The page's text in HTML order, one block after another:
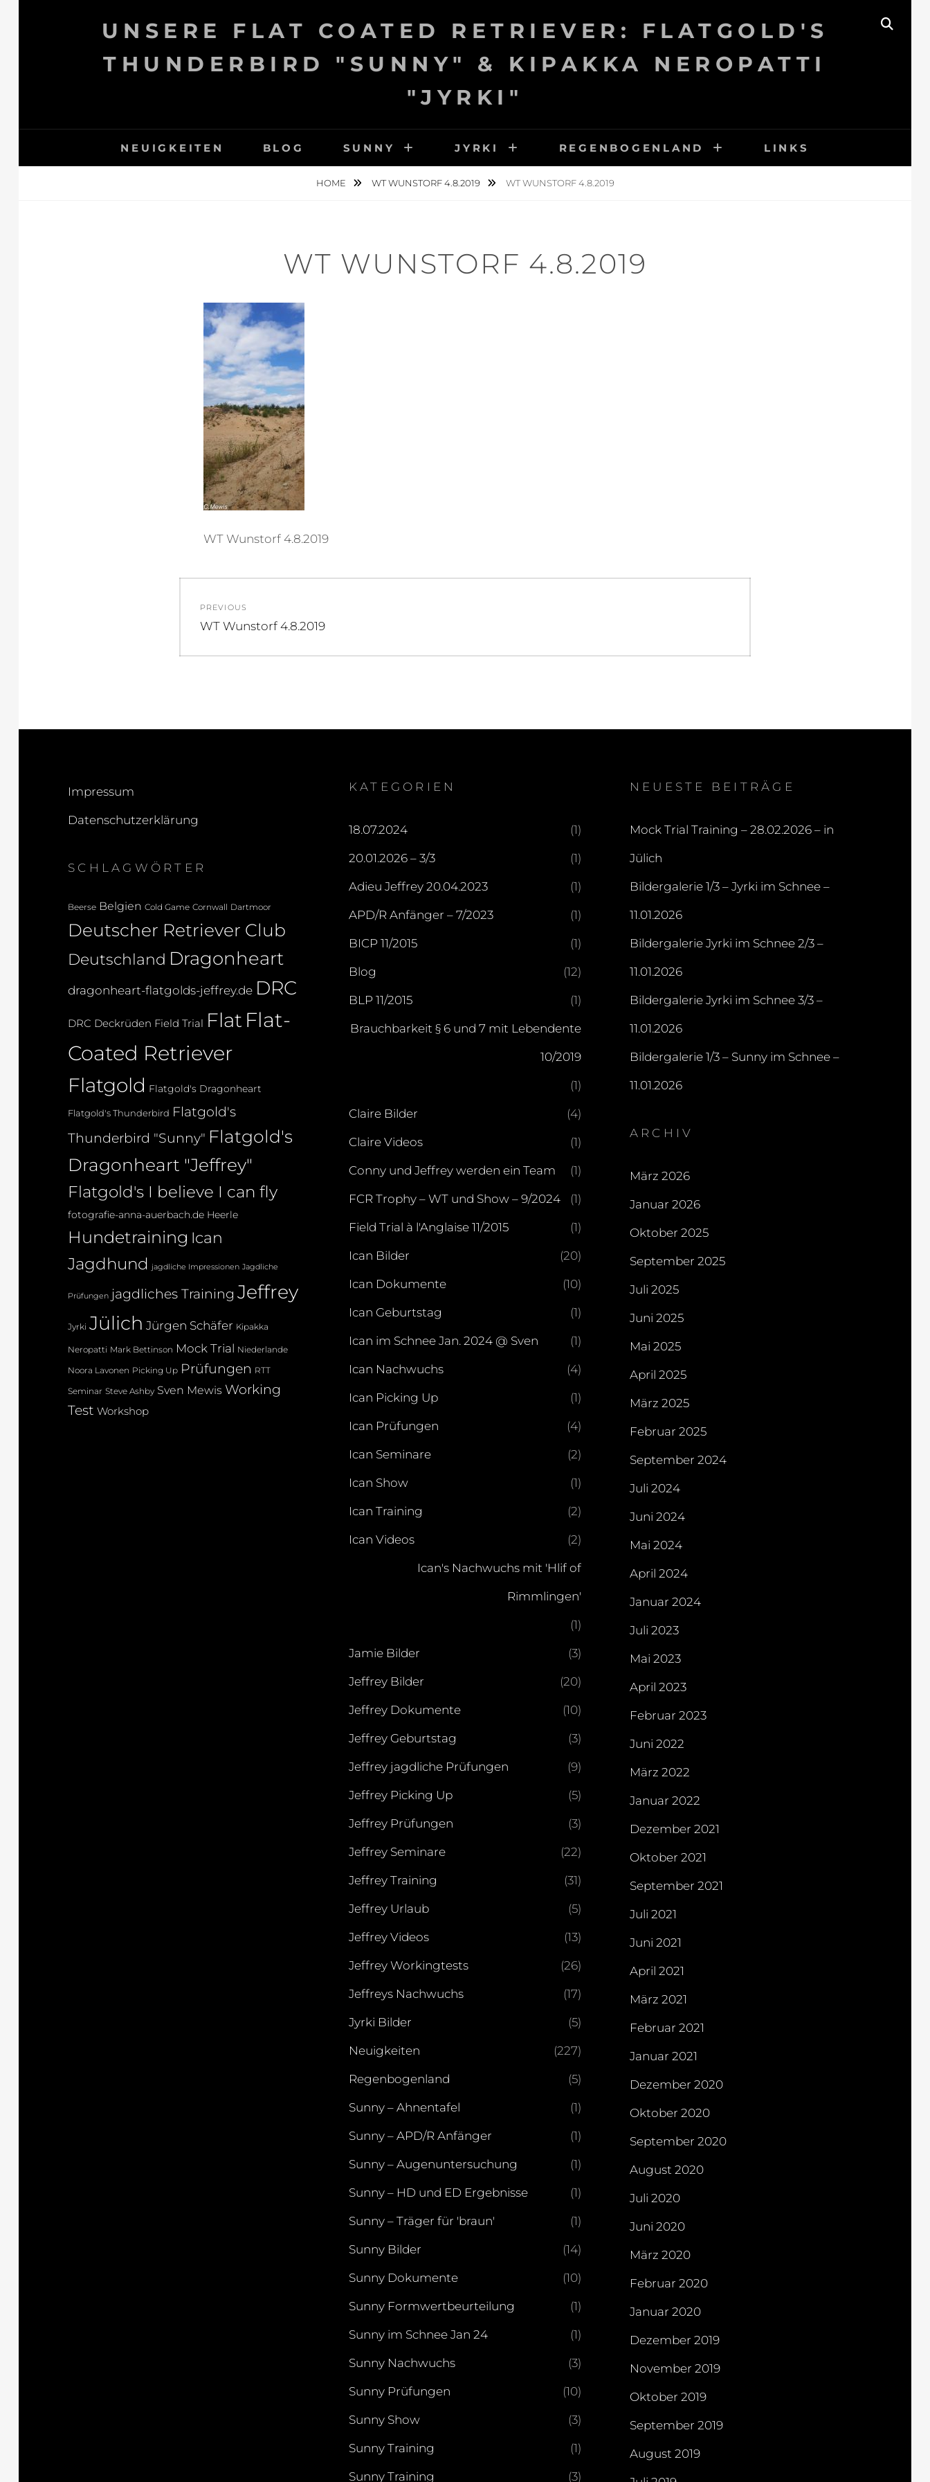
UNSERE FLAT COATED RETRIEVER: FLATGOLD'S
THUNDERBIRD "SUNNY" & KIPAKKA NEROPATTI
"JYRKI"
NEUIGKEITEN BLOG SUNNY JYRKI REGENBOGENLAND LINKS
HOME WT WUNSTORF 4.8.2019 WT WUNSTORF 4.8.2019
WT WUNSTORF 4.8.2019
WT Wunstorf 4.8.2019
PREVIOUS
Previous
WT Wunstorf 4.8.2019
Impressum
Datenschutzerklärung
SCHLAGWÖRTER
Beerse Belgien Cold Game Cornwall Dartmoor
Deutscher Retriever Club
Deutschland Dragonheart
dragonheart-flatgolds-jeffrey.de DRC
DRC Deckrüden Field Trial Flat Flat-
Coated Retriever
Flatgold Flatgold's Dragonheart
Flatgold's Thunderbird Flatgold's
Thunderbird "Sunny" Flatgold's
Dragonheart "Jeffrey"
Flatgold's I believe I can fly
fotografie-anna-auerbach.de Heerle
Hundetraining Ican
Jagdhund jagdliche Impressionen Jagdliche
Prüfungen jagdliches Training Jeffrey
Jyrki Jülich Jürgen Schäfer Kipakka
Neropatti Mark Bettinson Mock Trial Niederlande
Noora Lavonen Picking Up Prüfungen RTT
Seminar Steve Ashby Sven Mewis Working
Test Workshop
KATEGORIEN
18.07.2024 (1)
20.01.2026 – 3/3 (1)
Adieu Jeffrey 20.04.2023 (1)
APD/R Anfänger – 7/2023 (1)
BICP 11/2015 (1)
Blog (12)
BLP 11/2015 (1)
Brauchbarkeit § 6 und 7 mit Lebendente
10/2019
(1)
Claire Bilder (4)
Claire Videos (1)
Conny und Jeffrey werden ein Team (1)
FCR Trophy – WT und Show – 9/2024 (1)
Field Trial à l'Anglaise 11/2015 (1)
Ican Bilder (20)
Ican Dokumente (10)
Ican Geburtstag (1)
Ican im Schnee Jan. 2024 @ Sven (1)
Ican Nachwuchs (4)
Ican Picking Up (1)
Ican Prüfungen (4)
Ican Seminare (2)
Ican Show (1)
Ican Training (2)
Ican Videos (2)
Ican's Nachwuchs mit 'Hlif of
Rimmlingen'
(1)
Jamie Bilder (3)
Jeffrey Bilder (20)
Jeffrey Dokumente (10)
Jeffrey Geburtstag (3)
Jeffrey jagdliche Prüfungen (9)
Jeffrey Picking Up (5)
Jeffrey Prüfungen (3)
Jeffrey Seminare (22)
Jeffrey Training (31)
Jeffrey Urlaub (5)
Jeffrey Videos (13)
Jeffrey Workingtests (26)
Jeffreys Nachwuchs (17)
Jyrki Bilder (5)
Neuigkeiten (227)
Regenbogenland (5)
Sunny – Ahnentafel (1)
Sunny – APD/R Anfänger (1)
Sunny – Augenuntersuchung (1)
Sunny – HD und ED Ergebnisse (1)
Sunny – Träger für 'braun' (1)
Sunny Bilder (14)
Sunny Dokumente (10)
Sunny Formwertbeurteilung (1)
Sunny im Schnee Jan 24 (1)
Sunny Nachwuchs (3)
Sunny Prüfungen (10)
Sunny Show (3)
Sunny Training (1)
Sunny Training (3)
NEUESTE BEITRÄGE
Mock Trial Training – 28.02.2026 – in
Jülich
Bildergalerie 1/3 – Jyrki im Schnee –
11.01.2026
Bildergalerie Jyrki im Schnee 2/3 –
11.01.2026
Bildergalerie Jyrki im Schnee 3/3 –
11.01.2026
Bildergalerie 1/3 – Sunny im Schnee –
11.01.2026
ARCHIV
März 2026
Januar 2026
Oktober 2025
September 2025
Juli 2025
Juni 2025
Mai 2025
April 2025
März 2025
Februar 2025
September 2024
Juli 2024
Juni 2024
Mai 2024
April 2024
Januar 2024
Juli 2023
Mai 2023
April 2023
Februar 2023
Juni 2022
März 2022
Januar 2022
Dezember 2021
Oktober 2021
September 2021
Juli 2021
Juni 2021
April 2021
März 2021
Februar 2021
Januar 2021
Dezember 2020
Oktober 2020
September 2020
August 2020
Juli 2020
Juni 2020
März 2020
Februar 2020
Januar 2020
Dezember 2019
November 2019
Oktober 2019
September 2019
August 2019